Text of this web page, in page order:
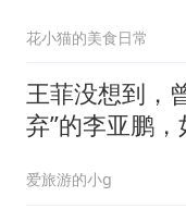
花小猫的美食日常
王菲没想到，
弃”的李亚鹏，
爱旅游的小g